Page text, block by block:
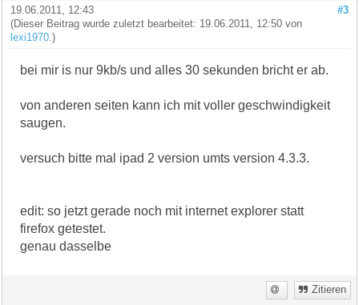
#3
19.06.2011, 12:43
(Dieser Beitrag wurde zuletzt bearbeitet: 19.06.2011, 12:50 von
lexi1970 .)
bei mir is nur 9kb/s und alles 30 sekunden bricht er ab.
von anderen seiten kann ich mit voller geschwindigkeit
saugen.
versuch bitte mal ipad 2 version umts version 4.3.3.
edit: so jetzt gerade noch mit internet explorer statt
firefox getestet.
genau dasselbe
Zitieren